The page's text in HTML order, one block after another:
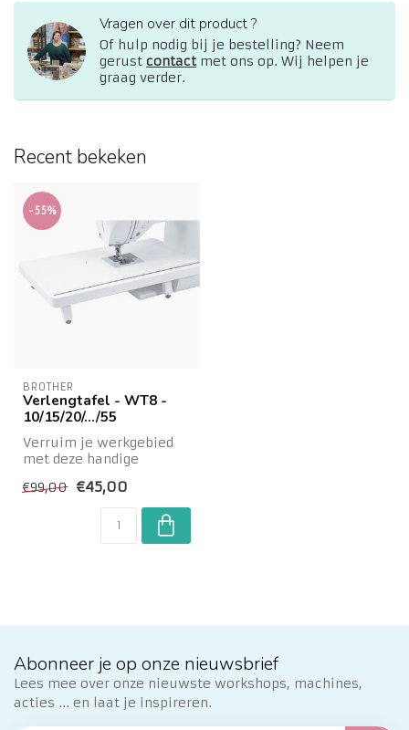
Vragen over dit product ?
Of hulp nodig bij je bestelling? Neem
gerust contactmet ons op. Wij helpen je
graag verder.
Recent bekeken
-55%
BROTHER
Verlengtafel - WT8 -
10/15/20/.../55
Verruim je werkgebied
met deze handige
Brother naaimachine....
€99,00 €45,00
Abonneer je op onze nieuwsbrief
Lees mee over onze nieuwste workshops, machines,
acties ... en laat je inspireren.